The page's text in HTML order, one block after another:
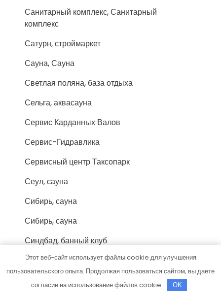
Санитарный комплекс, Санитарный
комплекс
Сатурн, строймаркет
Сауна, Сауна
Светлая поляна, база отдыха
Сельга, аквасауна
Сервис Карданных Валов
Сервис-Гидравлика
Сервисный центр Таксопарк
Сеул, сауна
Сибирь, сауна
Сибирь, сауна
Синдбад, банный клуб
Сириус, центр кузовного ремонта грузовой
техники
Этот веб-сайт использует файлы cookie для улучшения
пользовательского опыта. Продолжая пользоваться сайтом, вы даете
согласие на использование файлов cookie.
OK